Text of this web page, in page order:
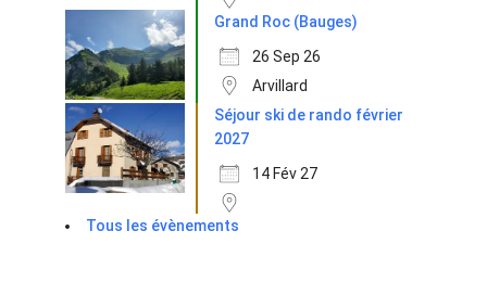
Grand Roc (Bauges)
26 Sep 26
Arvillard
Séjour ski de rando février
2027
14 Fév 27
Tous les évènements